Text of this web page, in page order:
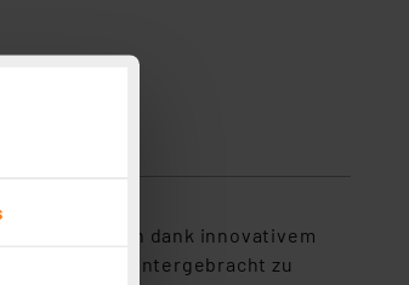
Person allein dank innovativem
separat untergebracht zu